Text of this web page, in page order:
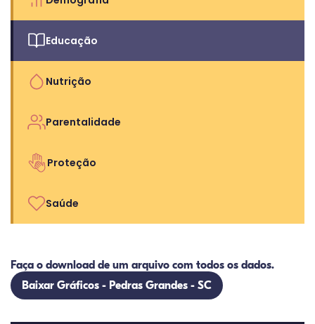
Educação
Nutrição
Parentalidade
Proteção
Saúde
Faça o download de um arquivo com todos os dados.
Baixar Gráficos - Pedras Grandes - SC